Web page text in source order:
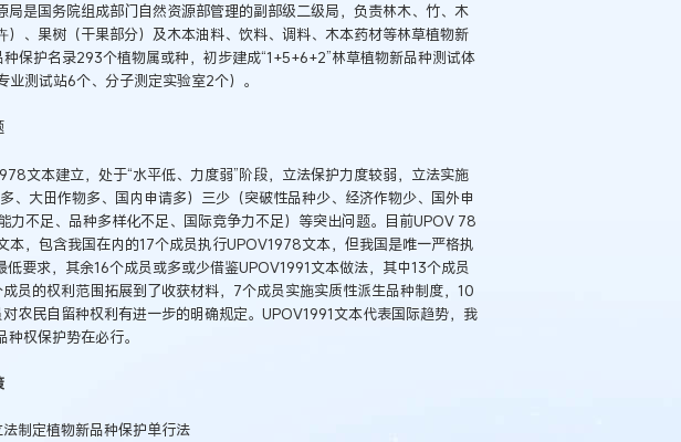
是国务院组成部门自然资源部管理的副部级二级局，负责林木、竹、木
、果树（干果部分）及木本油料、饮料、调料、木本药材等林草植物新
保护名录293个植物属或种，初步建成“1+5+6+2”林草植物新品种测试体
测试站6个、分子测定实验室2个）。
文本建立，处于“水平低、力度弱”阶段，立法保护力度较弱，立法实施
、大田作物多、国内申请多）三少（突破性品种少、经济作物少、国外申
力不足、品种多样化不足、国际竞争力不足）等突出问题。目前UPOV 78
本，包含我国在内的17个成员执行UPOV1978文本，但我国是唯一严格执
要求，其余16个成员或多或少借鉴UPOV1991文本做法，其中13个成员
员的权利范围拓展到了收获材料，7个成员实施实质性派生品种制度，10
农民自留种权利有进一步的明确规定。UPOV1991文本代表国际趋势，我
权保护势在必行。
制定植物新品种保护单行法